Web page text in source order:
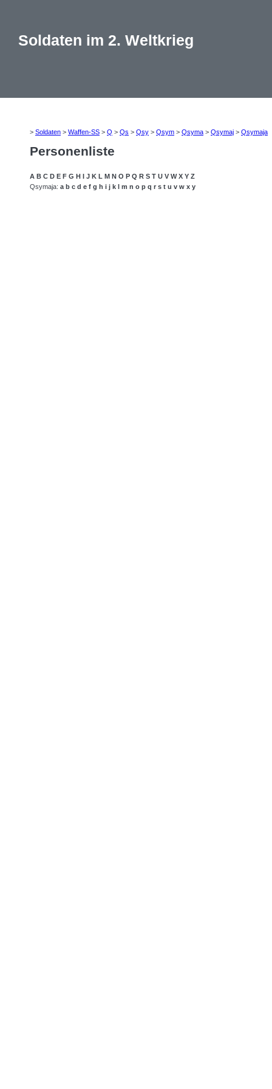
Soldaten im 2. Weltkrieg
> Soldaten > Waffen-SS > Q > Qs > Qsy > Qsym > Qsyma > Qsymaj > Qsymaja
Personenliste
A B C D E F G H I J K L M N O P Q R S T U V W X Y Z
Qsymaja: a b c d e f g h i j k l m n o p q r s t u v w x y